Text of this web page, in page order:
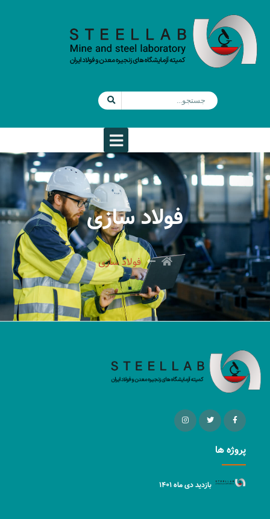
فولاد سازی
فولاد سازی
پروژه ها
بازدید دی ماه ۱۴۰۱